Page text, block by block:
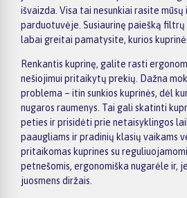
išvaizda. Visa tai nesunkiai rasite
parduotuvėje. Susiaurinę paiešką
labai greitai pamatysite, kurios
Renkantis kuprinę, galite rasti
nešiojimui pritaikytų prekių. Dažna
problema – itin sunkios kuprinės, dėl
nugaros raumenys. Tai gali skatinti
peties ir prisidėti prie netaisyklingos
paaugliams ir pradinių klasių vaikams
pritaikomas kuprines su
petnešomis, ergonomiška nugarėle ir,
juosmens diržais.